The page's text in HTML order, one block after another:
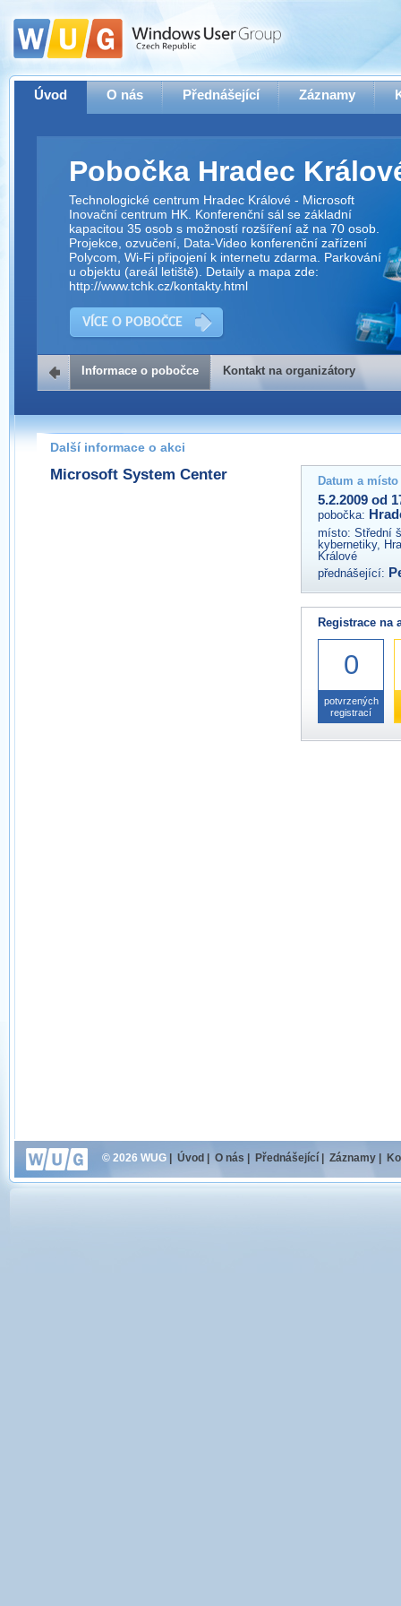
Úvod O nás Přednášející Záznamy
Pobočka Hradec
Technologické centrum Hradec Králové - Microsoft
Inovační centrum HK. Konferenční sál se základní
kapacitou 35 osob s možností rozšíření až na 70 osob.
Projekce, ozvučení, Data-Video konferenční zařízení
Polycom, Wi-Fi připojení k internetu zdarma. Parkování
u objektu (areál letiště). Detaily a mapa zde:
http://www.tchk.cz/kontakty.html
VÍCE O POBOČCE
Kontakt na organizátory
Pokud máte jakýkoliv dotaz na organizátory této akce,
prosím neváhejte nás kontaktovat na e-mailu:
hradec@wug.cz
Informace o pobočce Kontakt na organizátory
Další informace o akci
Microsoft System Center Datum a
5.2.2009 od
pobočka:
místo: Střední
kybernetiky,
Králové
přednášející:
Registrace na
0
potvrzených
registrací
© 2026 WUG Úvod O nás Přednášející Záznamy